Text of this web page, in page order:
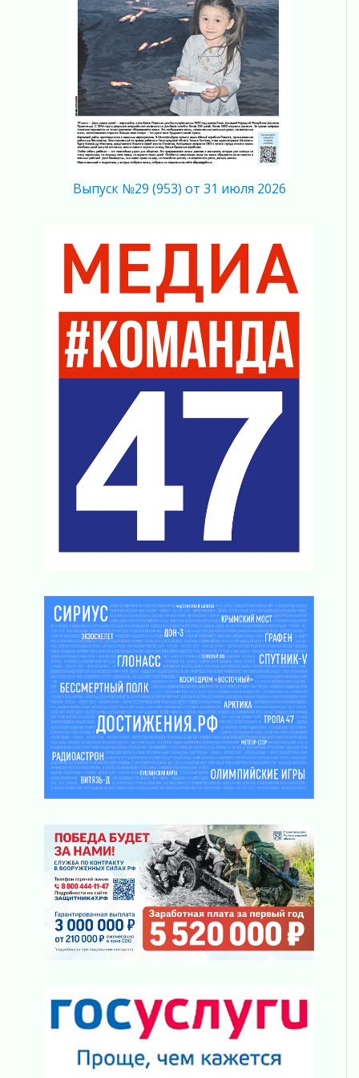
Болезнь девственниц и вампиров
01 августа 2026
Безмолвный крик о помощи
01 августа 2026
В музей всей семьёй
01 августа 2026
Без заявлений и очередей
01 августа 2026
01 августа 2026
Айда на пляж!
01 августа 2026
Один в поле — не воин
01 августа 2026
Пик топливного кризиса в регионе прошёл
31 июля 2026
О мужестве, долге и стойкости
Ленинградцы — бойцам «Барс-Ленинградец»
Маршрутами будущего — к заветной цели
31 июля 2026
«Корвет» на страже
В Шлиссельбурге прошла акция «Белый
кораблик Памяти»
31 июля 2026
Новые возможности для творчества
31 июля 2026
За сухими цифрами — реальная жизнь
31 июля 2026
От инженера-создателя к волонтёрам
«Созидателям»
31 июля 2026
Генеральная репетиция векового юбилея
Открытое сердце и стремление делать добро
31 июля 2026
Давайте разберемся!
30 июля 2026
Круглую ригу в Гатчине отреставрируют в
2027 году
30 июля 2026
Путешествие к западным рубежам
Лаголовская общеобразовательная школа
откроется к концу сентября
30 июля 2026
Ленобласть наводит порядок на дорогах и в
перевозках
Выпуск №29 (953) от 31 июля 2026